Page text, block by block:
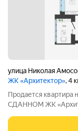
улица Николая
ЖК «Архитектор», 4
Продается
СДАННОМ ЖК
Н. Амосова д. 2 ЖК